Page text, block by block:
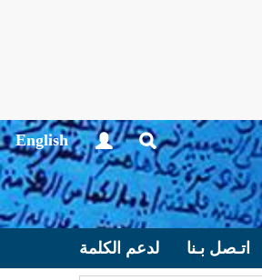
English
اتـصل بـنا لدعم الكلمة